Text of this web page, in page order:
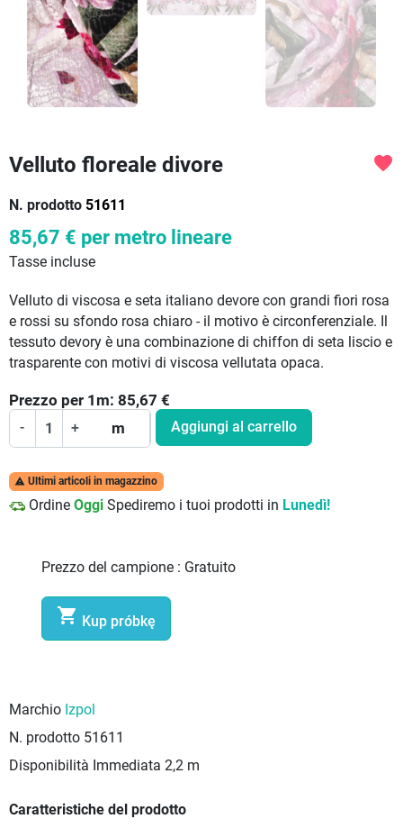
Velluto floreale divore
N. prodotto 51611
favorite
85,67 € per metro lineare
Tasse incluse
Velluto di viscosa e seta italiano devore con grandi fiori rosa
e rossi su sfondo rosa chiaro - il motivo è circonferenziale. Il
tessuto devory è una combinazione di chiffon di seta liscio e
trasparente con motivi di viscosa vellutata opaca.
Prezzo per 1 m: 85,67 €
- + m Aggiungi al carrello
 Ultimi articoli in magazzino
Ordine Oggi Spediremo i tuoi prodotti in Lunedì!
Prezzo del campione : Gratuito
 Kup próbkę
Marchio Izpol
N. prodotto 51611
Disponibilità Immediata 2,2 m
Caratteristiche del prodotto